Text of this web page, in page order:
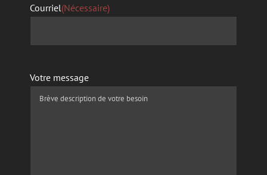
Courriel(Nécessaire)
Votre message